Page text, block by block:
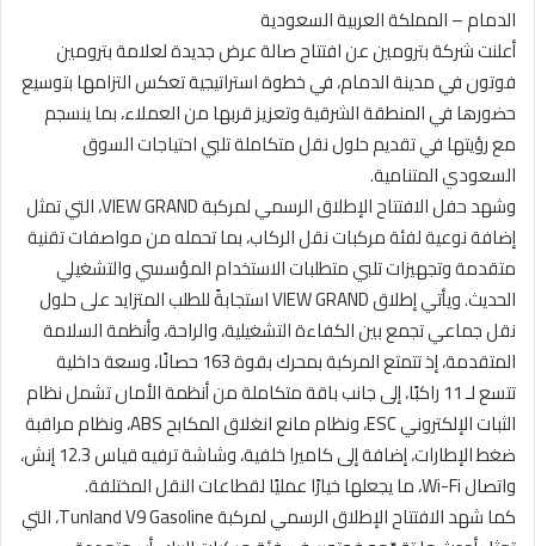
و
ن
ي
ا
الدمام – المملكة العربية السعودية
أعلنت شركة بترومين عن افتتاح صالة عرض جديدة لعلامة بترومين
فوتون في مدينة الدمام، في خطوة استراتيجية تعكس التزامها بتوسيع
حضورها في المنطقة الشرقية وتعزيز قربها من العملاء، بما ينسجم
مع رؤيتها في تقديم حلول نقل متكاملة تلبي احتياجات السوق
السعودي المتنامية.
وشهد حفل الافتتاح الإطلاق الرسمي لمركبة VIEW GRAND، التي تمثل
إضافة نوعية لفئة مركبات نقل الركاب، بما تحمله من مواصفات تقنية
متقدمة وتجهيزات تلبي متطلبات الاستخدام المؤسسي والتشغيلي
الحديث. ويأتي إطلاق VIEW GRAND استجابةً للطلب المتزايد على حلول
نقل جماعي تجمع بين الكفاءة التشغيلية، والراحة، وأنظمة السلامة
المتقدمة، إذ تتمتع المركبة بمحرك بقوة 163 حصانًا، وسعة داخلية
تتسع لـ 11 راكبًا، إلى جانب باقة متكاملة من أنظمة الأمان تشمل نظام
الثبات الإلكتروني ESC، ونظام مانع انغلاق المكابح ABS، ونظام مراقبة
ضغط الإطارات، إضافة إلى كاميرا خلفية، وشاشة ترفيه قياس 12.3 إنش،
واتصال Wi-Fi، ما يجعلها خيارًا عمليًا لقطاعات النقل المختلفة.
كما شهد الافتتاح الإطلاق الرسمي لمركبة Tunland V9 Gasoline، التي